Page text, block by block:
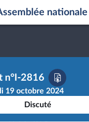
nationale
n°I-2816
19 octobre 2024
Discuté